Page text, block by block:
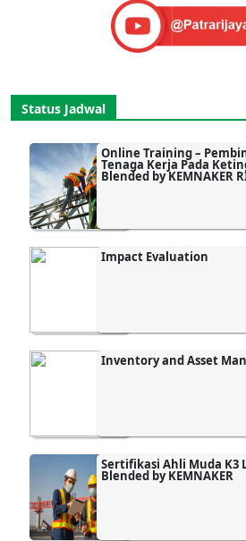
Status Jadwal
Online Training –
Tenaga Kerja Pada
Blended by KEMNAKER
Impact Evaluation
Inventory and Asset
Sertifikasi Ahli Muda K3
Blended by KEMNAKER